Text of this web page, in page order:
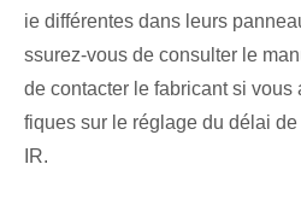
ie différentes dans leurs
ssurez-vous de consulter le
de contacter le fabricant si
fiques sur le réglage du délai
IR.